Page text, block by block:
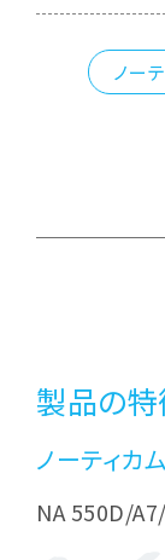
ノー
製品の
ノーティカ
NA 550D/